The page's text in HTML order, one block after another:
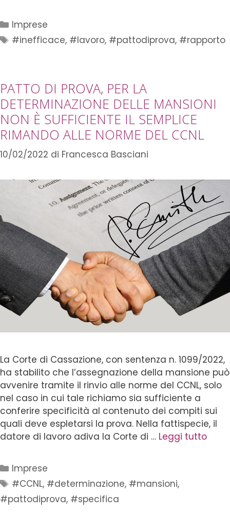
Imprese
#inefficace, #lavoro, #pattodiprova, #rapporto
PATTO DI PROVA, PER LA
DETERMINAZIONE DELLE MANSIONI
NON È SUFFICIENTE IL SEMPLICE
RIMANDO ALLE NORME DEL CCNL
10/02/2022 di Francesca Basciani
La Corte di Cassazione, con sentenza n. 1099/2022,
ha stabilito che l’assegnazione della mansione può
avvenire tramite il rinvio alle norme del CCNL, solo
nel caso in cui tale richiamo sia sufficiente a
conferire specificità al contenuto dei compiti sui
quali deve espletarsi la prova. Nella fattispecie, il
datore di lavoro adiva la Corte di … Leggi tutto
Imprese
#CCNL, #determinazione, #mansioni,
#pattodiprova, #specifica